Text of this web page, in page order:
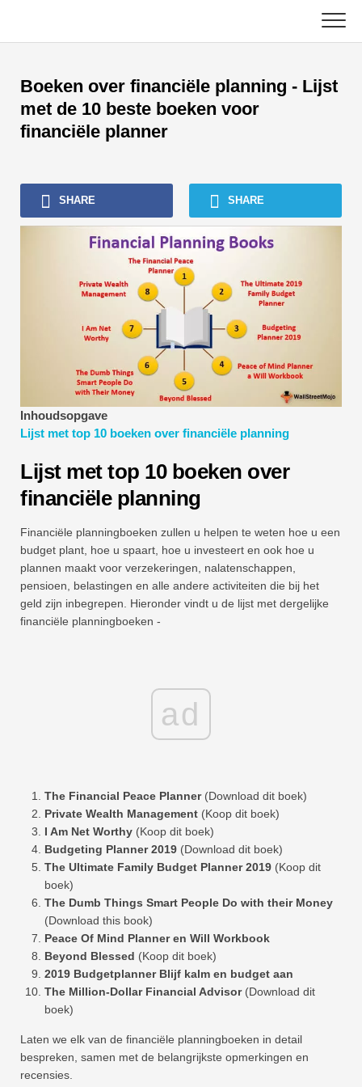
content
Boekhoudhandleidingen
Zelfstudies over activabeheer
Excel, VBA en Power BI
Tutorials voor investeringsbankieren
Carrièrehandleidingen in de financiële sector
Bronnen voor financiële certificering
Tutorials voor financiële modellering
Volledige vorm
Boeken over financiële planning - Lijst
met de 10 beste boeken voor
financiële planner
SHARE SHARE
Inhoudsopgave
Lijst met top 10 boeken over financiële planning
Lijst met top 10 boeken over
financiële planning
Financiële planningboeken zullen u helpen te weten hoe u een
budget plant, hoe u spaart, hoe u investeert en ook hoe u
plannen maakt voor verzekeringen, nalatenschappen,
pensioen, belastingen en alle andere activiteiten die bij het
geld zijn inbegrepen. Hieronder vindt u de lijst met dergelijke
financiële planningboeken -
ad
The Financial Peace Planner(Download dit boek)
Private Wealth Management (Koop dit boek)
I Am Net Worthy (Koop dit boek)
Budgeting Planner 2019 (Download dit boek)
The Ultimate Family Budget Planner 2019 (Koop dit
boek)
The Dumb Things Smart People Do with their Money
(Download this book)
Peace Of Mind Planner en Will Workbook
Beyond Blessed (Koop dit boek)
2019 Budgetplanner Blijf kalm en budget aan
The Million-Dollar Financial Advisor(Download dit
boek)
Laten we elk van de financiële planningboeken in detail
bespreken, samen met de belangrijkste opmerkingen en
recensies.